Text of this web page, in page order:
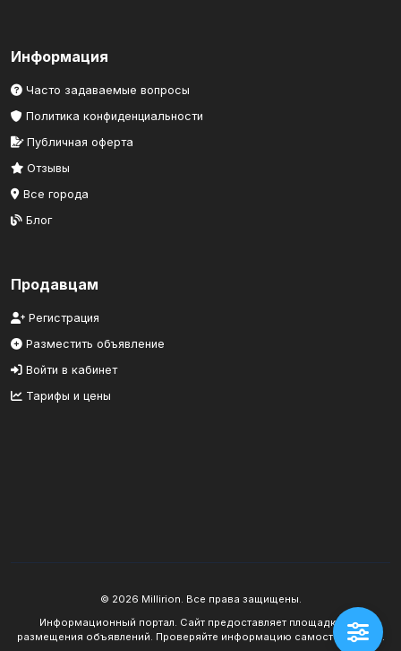
Информация
Часто задаваемые вопросы
Политика конфиденциальности
Публичная оферта
Отзывы
Все города
Блог
Продавцам
Регистрация
Разместить объявление
Войти в кабинет
Тарифы и цены
© 2026 Millirion. Все права защищены.
Информационный портал. Сайт предоставляет площадку для
размещения объявлений. Проверяйте информацию самостоятельно.